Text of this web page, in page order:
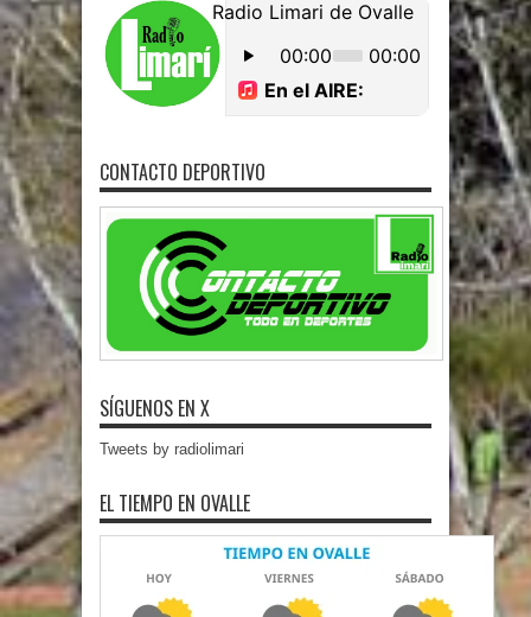
CONTACTO DEPORTIVO
SÍGUENOS EN X
Tweets by radiolimari
EL TIEMPO EN OVALLE